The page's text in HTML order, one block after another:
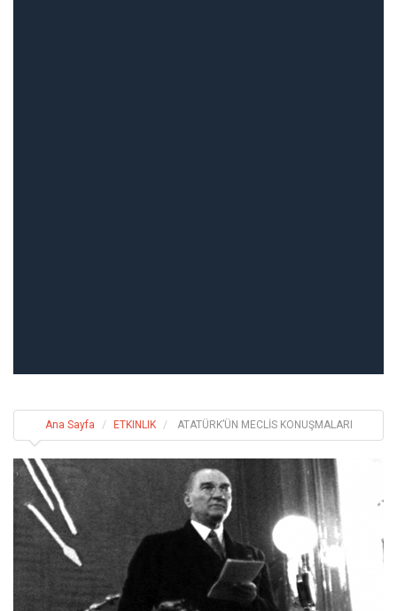
Ana Sayfa ETKINLIK ATATÜRK’ÜN MECLİS KONUŞMALARI